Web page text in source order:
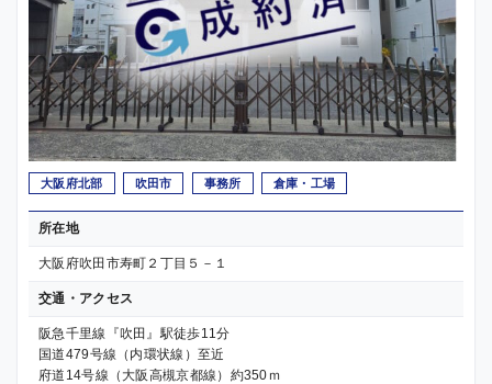
大阪府北部 吹田市 事務所 倉庫・工場
所在地
大阪府吹田市寿町２丁目５－１
交通・アクセス
阪急千里線『吹田』駅徒歩11分
国道479号線（内環状線）至近
府道14号線（大阪高槻京都線）約350ｍ